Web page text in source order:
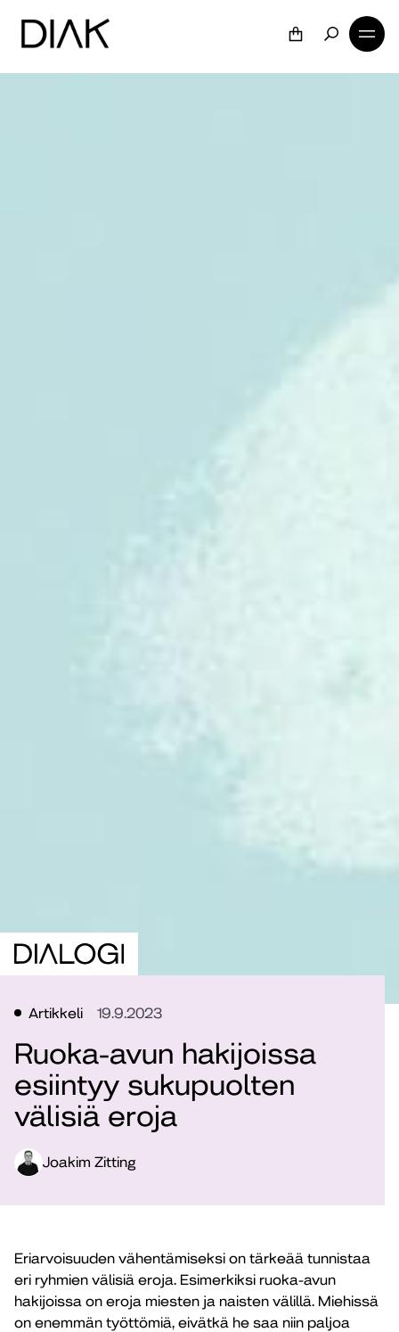
Artikkeli 19.9.2023
Ruoka-avun hakijoissa
esiintyy sukupuolten
välisiä eroja
Joakim Zitting
Eriarvoisuuden vähentämiseksi on tärkeää tunnistaa
eri ryhmien välisiä eroja. Esimerkiksi ruoka-avun
hakijoissa on eroja miesten ja naisten välillä. Miehissä
on enemmän työttömiä, eivätkä he saa niin paljoa